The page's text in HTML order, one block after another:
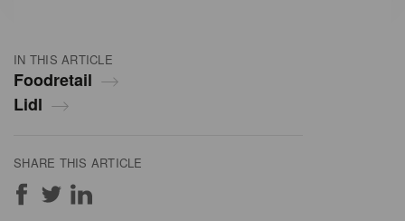
IN THIS ARTICLE
Foodretail
Lidl
SHARE THIS ARTICLE